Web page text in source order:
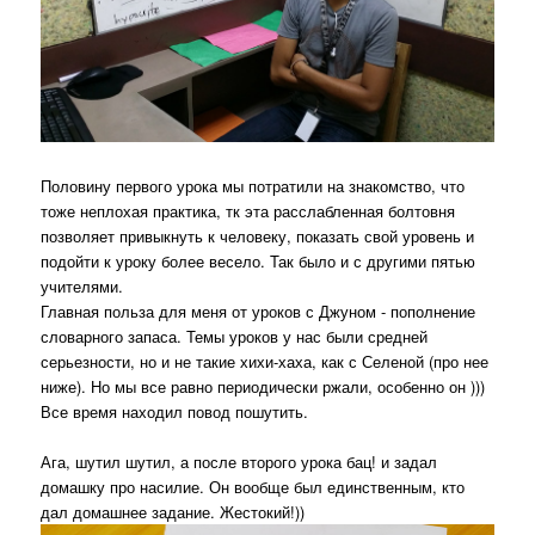
Половину первого урока мы потратили на знакомство, что
тоже неплохая практика, тк эта расслабленная болтовня
позволяет привыкнуть к человеку, показать свой уровень и
подойти к уроку более весело. Так было и с другими пятью
учителями.
Главная польза для меня от уроков с Джуном - пополнение
словарного запаса. Темы уроков у нас были средней
серьезности, но и не такие хихи-хаха, как с Селеной (про нее
ниже). Но мы все равно периодически ржали, особенно он )))
Все время находил повод пошутить.
Ага, шутил шутил, а после второго урока бац! и задал
домашку про насилие. Он вообще был единственным, кто
дал домашнее задание. Жестокий!))